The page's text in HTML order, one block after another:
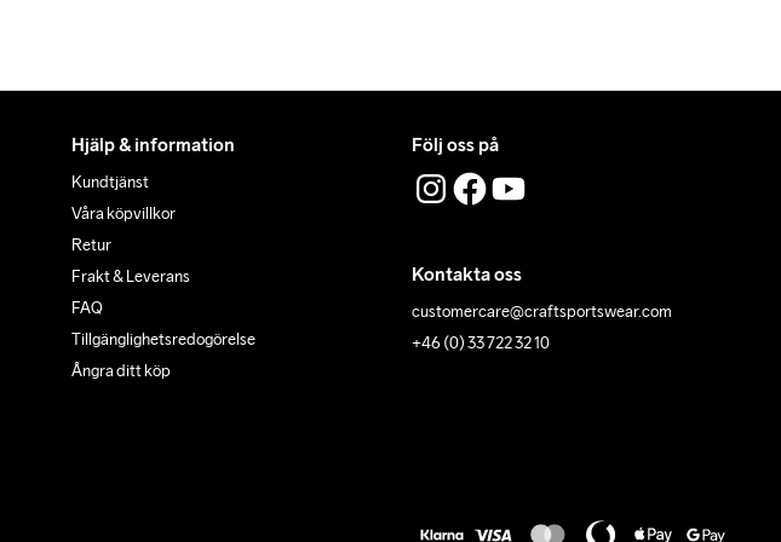
Hjälp & information
Kundtjänst
Våra köpvillkor
Retur
Frakt & Leverans
FAQ
Tillgänglighets­redogörelse
Ångra ditt köp
Följ oss på
Kontakta oss
customercare@craftsportswear.com
+46 (0) 33 722 32 10